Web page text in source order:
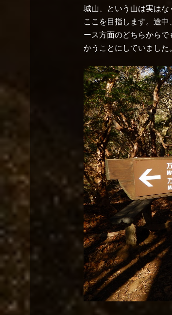
城山、という山は実は
ここを目指します。途
ース方面のどちらから
かうことにしていました